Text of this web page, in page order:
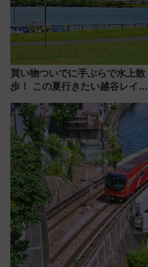
を解説
買い物ついでに手ぶらで水上散
歩！ この夏行きたい越谷レイク
ア「LAKESIDE PARK」（埼玉
県越谷市）